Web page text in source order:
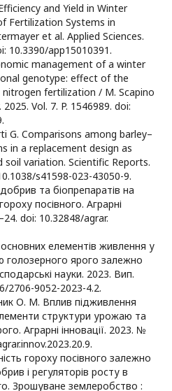
and Yield in Winter
Fertilization Systems in
et al. Applied Sciences.
10.3390/app15010391.
management of a winter
genotype: effect of the
fertilization / M. Scapino
Vol. 7. P. 1546989. doi:
G. Comparisons among barley–
in a replacement design as
variation. Scientific Reports.
s41598-023-43050-9.
та біопрепаратів на
посівного. Аграрні
doi: 10.32848/agrar.
елементів живлення у
голозерного ярого залежно
науки. 2023. Вип.
2706-9052-2023-4.2.
О. М. Вплив підживлення
структури урожаю та
Аграрні інновації. 2023. №
гороху посівного залежно
і регуляторів росту в
Зрошуване землеробство :